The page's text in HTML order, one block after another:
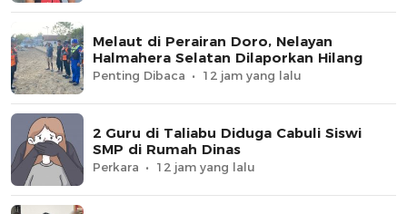
Melaut di Perairan Doro, Nelayan
Halmahera Selatan Dilaporkan Hilang
Penting Dibaca 12 jam yang lalu
2 Guru di Taliabu Diduga Cabuli Siswi
SMP di Rumah Dinas
Perkara 12 jam yang lalu